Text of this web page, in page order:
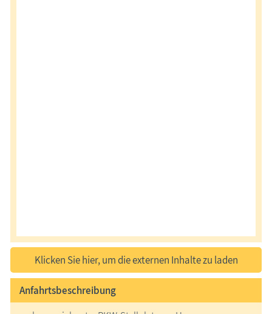
Klicken Sie hier, um die externen Inhalte zu laden
Anfahrtsbeschreibung